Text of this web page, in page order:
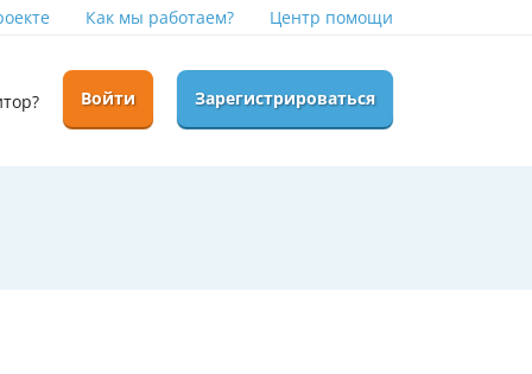
Как мы работаем? Центр помощи
Войти Зарегистрироваться